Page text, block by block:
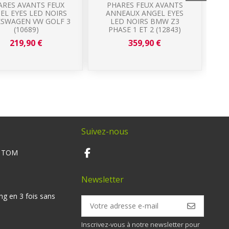
AVANTS FEUX
EYES LED NOIRS
VW GOLF 3
(10689)
219,90 €
PHARES FEUX AVANTS
ANNEAUX ANGEL EYES
LED NOIRS BMW Z3
PHASE 1 ET 2 (12843)
359,90 €
en 3 fois sans
Suivez-nous
Newsletter
Inscrivez-vous à notre newsletter pour